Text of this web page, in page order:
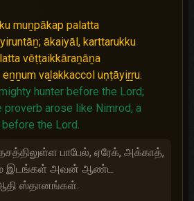
muṉpākap palatta
ākaiyāl, karttarukku
vēṭṭaikkāraṉāṉa
vaḻakkaccol uṇṭāyiṟṟu.
hunter before the Lord;
proverb arose like Nimrod, a
the Lord.
பாபேல், ஏரேக், அக்காத்,
இடங்கள் அவன் ஆண்ட
ஆதி ஸ்தானங்கள்.